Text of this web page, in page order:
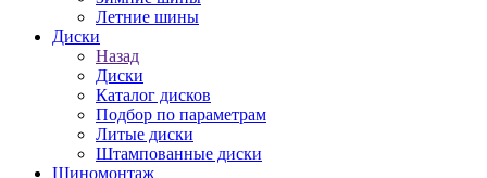
Летние шины
Диски
Назад
Диски
Каталог дисков
Подбор по параметрам
Литые диски
Штампованные диски
Шиномонтаж